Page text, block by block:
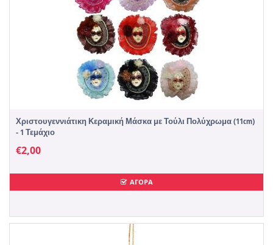
Χριστουγεννιάτικη Κεραμική Μάσκα με Τούλι Πολύχρωμα (11cm)
- 1 Τεμάχιο
€2,00
ΑΓΟΡΑ